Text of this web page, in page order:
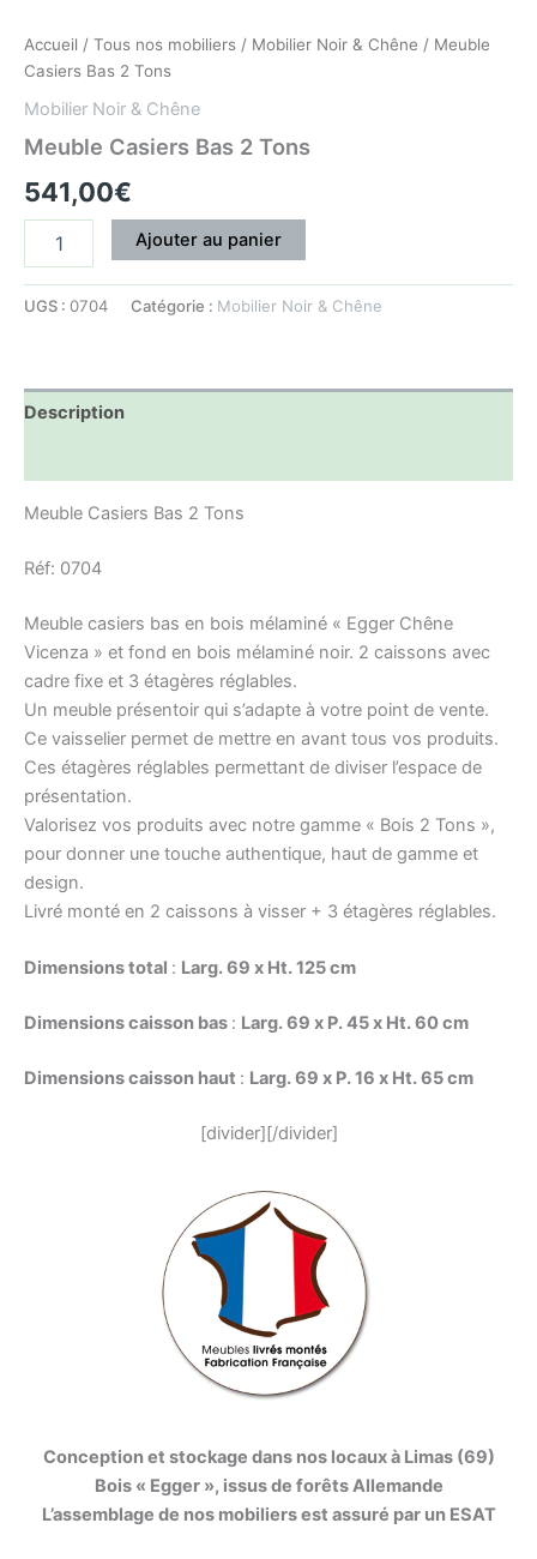
Accueil / Tous nos mobiliers / Mobilier Noir & Chêne / Meuble
Casiers Bas 2 Tons
Mobilier Noir & Chêne
Meuble Casiers Bas 2 Tons
541,00€
Ajouter au panier
UGS : 0704 Catégorie : Mobilier Noir & Chêne
Description
Meuble Casiers Bas 2 Tons
Réf: 0704
Meuble casiers bas en bois mélaminé « Egger Chêne
Vicenza » et fond en bois mélaminé noir. 2 caissons avec
cadre fixe et 3 étagères réglables.
Un meuble présentoir qui s’adapte à votre point de vente.
Ce vaisselier permet de mettre en avant tous vos produits.
Ces étagères réglables permettant de diviser l’espace de
présentation.
Valorisez vos produits avec notre gamme « Bois 2 Tons »,
pour donner une touche authentique, haut de gamme et
design.
Livré monté en 2 caissons à visser + 3 étagères réglables.
Dimensions total : Larg. 69 x Ht. 125 cm
Dimensions caisson bas : Larg. 69 x P. 45 x Ht. 60 cm
Dimensions caisson haut : Larg. 69 x P. 16 x Ht. 65 cm
[divider][/divider]
Conception et stockage dans nos locaux à Limas (69)
Bois « Egger », issus de forêts Allemande
L’assemblage de nos mobiliers est assuré par un ESAT